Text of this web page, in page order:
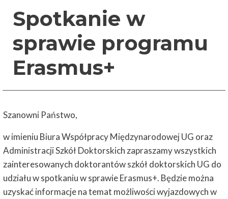
Spotkanie w
sprawie programu
Erasmus+
Szanowni Państwo,
w imieniu Biura Współpracy Międzynarodowej UG oraz
Administracji Szkół Doktorskich zapraszamy wszystkich
zainteresowanych doktorantów szkół doktorskich UG do
udziału w spotkaniu w sprawie Erasmus+. Będzie można
uzyskać informacje na temat możliwości wyjazdowych w